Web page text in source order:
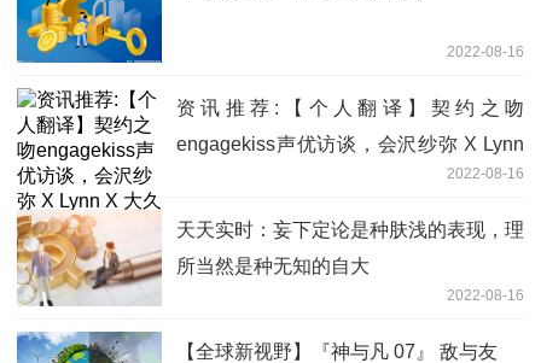
2022-08-16
资讯推荐:【个人翻译】契约之吻
engagekiss声优访谈，会沢纱弥 X Lynn
2022-08-16
天天实时：妄下定论是种肤浅的表现，理
所当然是种无知的自大
2022-08-16
【全球新视野】『神与凡 07』 敌与友